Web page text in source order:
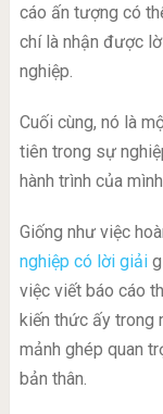
cáo ấn tượng có
chí là nhận được
nghiệp.
Cuối cùng, nó là
tiên trong sự
hành trình của
Giống như việc
nghiệp có lời giải
việc viết báo cáo
kiến thức ấy trong
mảnh ghép quan
bản thân.